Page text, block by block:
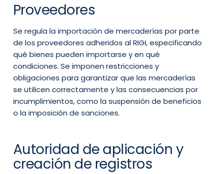
Proveedores
Se regula la importación de mercaderías por parte
de los proveedores adheridos al RIGI, especificando
qué bienes pueden importarse y en qué
condiciones. Se imponen restricciones y
obligaciones para garantizar que las mercaderías
se utilicen correctamente y las consecuencias por
incumplimientos, como la suspensión de beneficios
o la imposición de sanciones.
Autoridad de aplicación y
creación de registros